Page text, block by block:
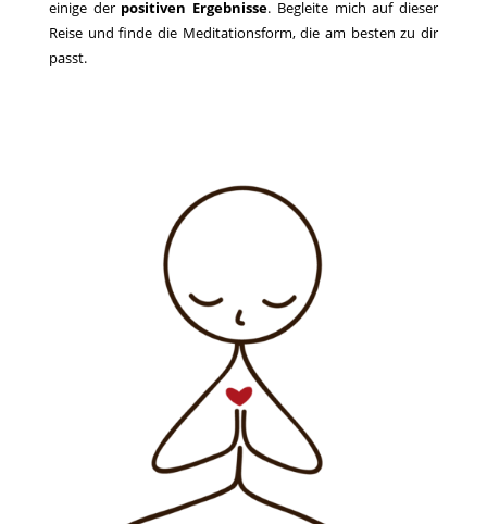
einige der positiven Ergebnisse. Begleite mich auf dieser
Reise und finde die Meditationsform, die am besten zu dir
passt.